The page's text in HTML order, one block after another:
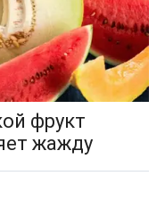
фрукт
жажду